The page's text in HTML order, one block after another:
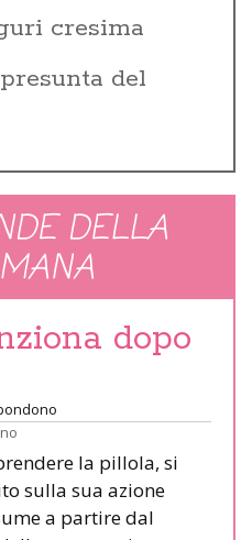
cresima
del
DELLA
dopo
la pillola, si
sulla sua azione
a partire dal